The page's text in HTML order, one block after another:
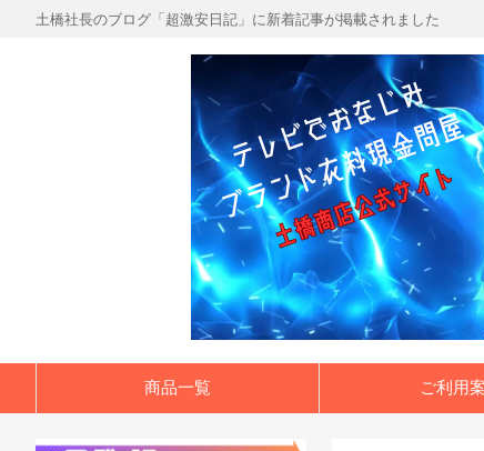
土橋社長のブログ「超激安日記」に新着記事が掲載されました
商品一覧 ご利用